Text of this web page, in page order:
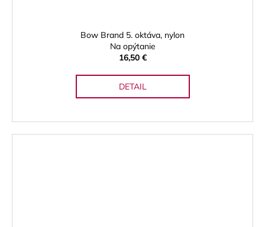
Bow Brand 5. oktáva, nylon
Na opýtanie
16,50 €
DETAIL